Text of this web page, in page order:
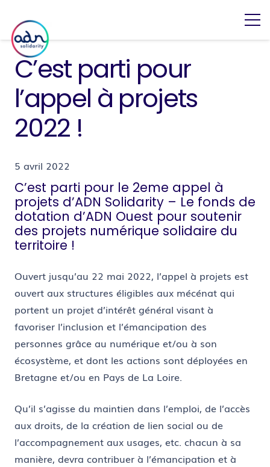
C’est parti pour
l’appel à projets
2022 !
5 avril 2022
C’est parti pour le 2eme appel à
projets d’ADN Solidarity – Le fonds de
dotation d’ADN Ouest pour soutenir
des projets numérique solidaire du
territoire !
Ouvert jusqu’au 22 mai 2022, l’appel à projets est
ouvert aux structures éligibles aux mécénat qui
portent un projet d’intérêt général visant à
favoriser l’inclusion et l’émancipation des
personnes grâce au numérique et/ou à son
écosystème, et dont les actions sont déployées en
Bretagne et/ou en Pays de La Loire.
Qu’il s’agisse du maintien dans l’emploi, de l’accès
aux droits, de la création de lien social ou de
l’accompagnement aux usages, etc. chacun à sa
manière, devra contribuer à l’émancipation et à